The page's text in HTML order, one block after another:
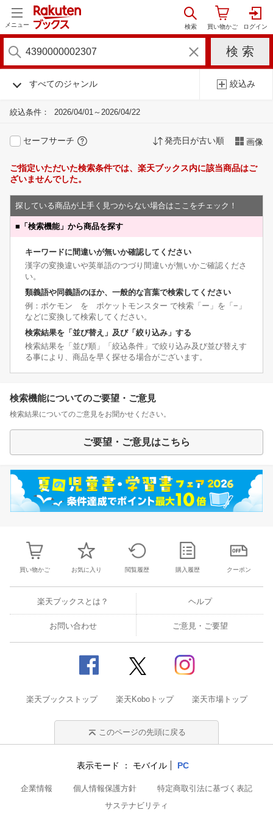
メニュー
すべてのジャンル 絞込み
絞込条件： 2026/04/01～2026/04/22
セーフサーチ 発売日が古い順 画像
ご指定いただいた検索条件では、楽天ブックス内に該当商品はご
ざいませんでした。
探している商品が上手く見つからない場合はここをチェック！
■ 「検索機能」から商品を探す
キーワードに間違いが無いか確認してください
漢字の変換違いや英単語のつづり間違いが無いかご確認くださ
い。
類義語や同義語のほか、一般的な言葉で検索してください
例：ポケモン を ポケットモンスター で検索「ー」を「−」
などに変換して検索してください。
検索結果を「並び替え」及び「絞り込み」する
検索結果を「並び順」「絞込条件」で絞り込み及び並び替えす
る事により、商品を早く探せる場合がございます。
検索機能についてのご要望・ご意見
検索結果についてのご意見をお聞かせください。
ご要望・ご意見はこちら
買い物かご お気に入り 閲覧履歴 購入履歴 クーポン
楽天ブックスとは？ ヘルプ
お問い合わせ ご意見・ご要望
楽天ブックストップ 楽天Koboトップ 楽天市場トップ
このページの先頭に戻る
表示モード モバイル PC
企業情報 個人情報保護方針
特定商取引法に基づく表記
サステナビリティ